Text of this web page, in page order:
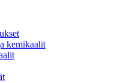
kemikaalit